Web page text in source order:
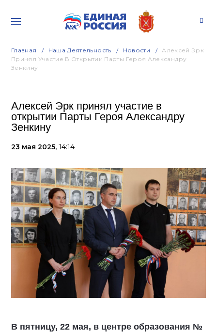
Главная Наша Деятельность Новости
Алексей Эрк
Принял Участие В Открытии Парты Героя Александру
Зенкину
Алексей Эрк принял участие в
открытии Парты Героя Александру
Зенкину
23 мая 2025, 14:14
В пятницу, 22 мая, в центре образования №